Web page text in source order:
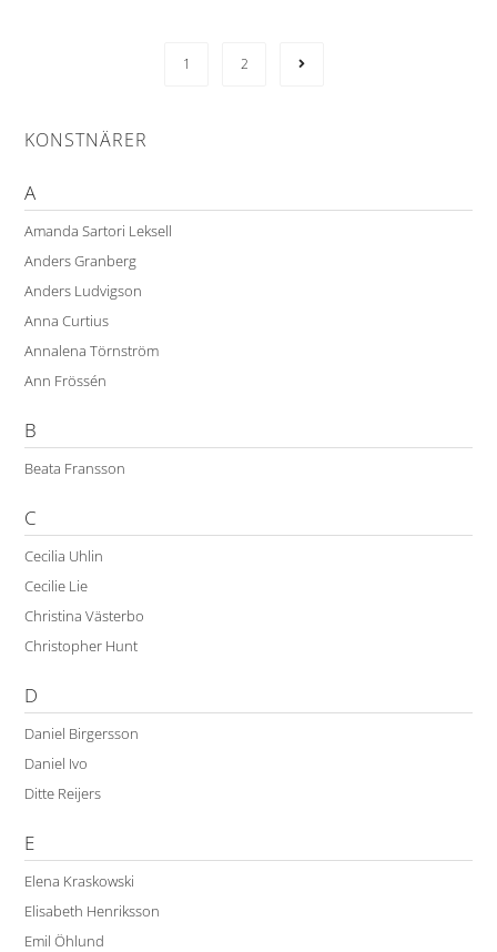
1 2
KONSTNÄRER
A
Amanda Sartori Leksell
Anders Granberg
Anders Ludvigson
Anna Curtius
Annalena Törnström
Ann Frössén
B
Beata Fransson
C
Cecilia Uhlin
Cecilie Lie
Christina Västerbo
Christopher Hunt
D
Daniel Birgersson
Daniel Ivo
Ditte Reijers
E
Elena Kraskowski
Elisabeth Henriksson
Emil Öhlund